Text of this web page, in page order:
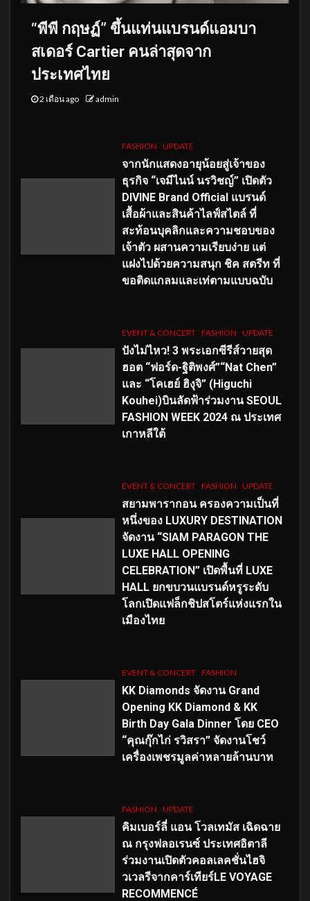
“พีพี กฤษฏ์” ขึ้นแท่นแบรนด์แอมบา
สเดอร์ Cartier คนล่าสุดจาก
ประเทศไทย
2 เดือน ago admin
FASHION UPDATE
จากนักแสดงอายุน้อยสู่เจ้าของ
ธุรกิจ “เจมีไนน์ นรวิชญ์” เปิดตัว
DIVINE Brand Official แบรนด์
เสื้อผ้าและสินค้าไลฟ์สไตล์ ที่
สะท้อนบุคลิกและความชอบของ
เจ้าตัว ผสานความเรียบง่าย แต่
แฝงไปด้วยความสนุก ชิค สตรีท ที่
ขอติดแกลมและเท่ตามแบบฉบับ
EVENT & CONCERT FASHION UPDATE
ปังไม่ไหว! 3 พระเอกซีรีส์วายสุด
ฮอต “ฟอร์ด-ฐิติพงศ์”“Nat Chen”
และ “โคเฮย์ ฮิงุจิ” (Higuchi
Kouhei)บินลัดฟ้าร่วมงาน SEOUL
FASHION WEEK 2024 ณ ประเทศ
เกาหลีใต้
EVENT & CONCERT FASHION UPDATE
สยามพารากอน ครองความเป็นที่
หนึ่งของ LUXURY DESTINATION
จัดงาน “SIAM PARAGON THE
LUXE HALL OPENING
CELEBRATION” เปิดพื้นที่ LUXE
HALL ยกขบวนแบรนด์หรูระดับ
โลกเปิดแฟล็กชิปสโตร์แห่งแรกใน
เมืองไทย
EVENT & CONCERT FASHION
KK Diamonds จัดงาน Grand
Opening KK Diamond & KK
Birth Day Gala Dinner โดย CEO
“คุณกุ๊กไก่ รวิสรา” จัดงานโชว์
เครื่องเพชรมูลค่าหลายล้านบาท
FASHION UPDATE
คิมเบอร์ลี่ แอน โวลเทมัส เฉิดฉาย
ณ กรุงฟลอเรนซ์ ประเทศอิตาลี
ร่วมงานเปิดตัวคอลเลคชั่นไฮจิ
วเวลรีจากคาร์เทียร์LE VOYAGE
RECOMMENCÉ